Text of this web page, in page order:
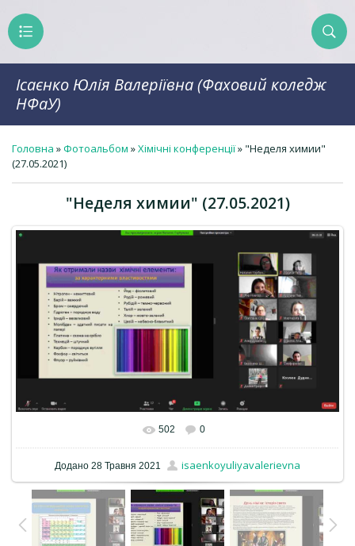
Ісаєнко Юлія Валеріївна (Фаховий коледж
НФаУ)
Головна »Фотоальбом »Хімічні конференції» "Неделя химии"
(27.05.2021)
"Неделя химии" (27.05.2021)
502 0
Додано 28 Травня 2021 isaenkoyuliyavalerievna